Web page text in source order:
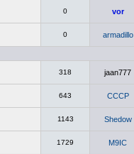
0 vor
0 armadillo
318 jaan777
643 CCCP
1143 Shedow
1729 M9IC